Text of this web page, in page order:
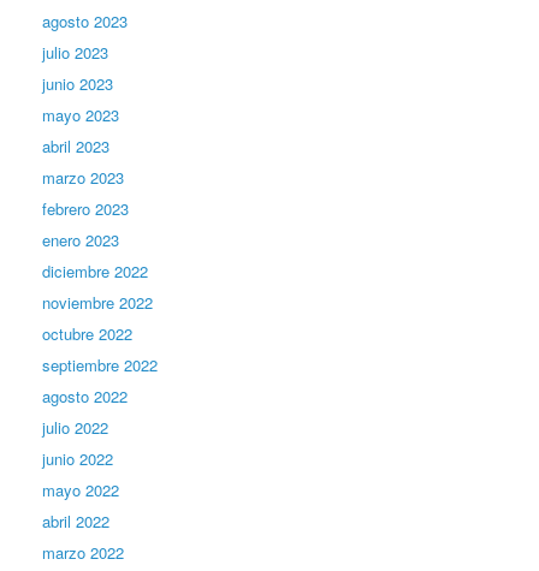
agosto 2023
julio 2023
junio 2023
mayo 2023
abril 2023
marzo 2023
febrero 2023
enero 2023
diciembre 2022
noviembre 2022
octubre 2022
septiembre 2022
agosto 2022
julio 2022
junio 2022
mayo 2022
abril 2022
marzo 2022